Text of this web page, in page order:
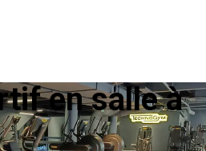
en salle à